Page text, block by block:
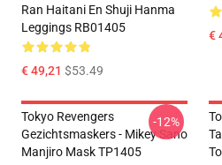
Ran Haitani En Shuji Hanma
Leggings RB01405
€ 49,21 $53.49
€
Tokyo Revengers
Gezichtsmaskers - Mikey Sano
Manjiro Mask TP1405
-12%